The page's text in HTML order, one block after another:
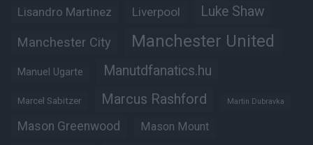
Lisandro Martinez Liverpool Luke Shaw
Manchester City Manchester United
Manuel Ugarte Manutdfanatics.hu
Marcel Sabitzer Marcus Rashford Martin Dubravka
Mason Greenwood Mason Mount